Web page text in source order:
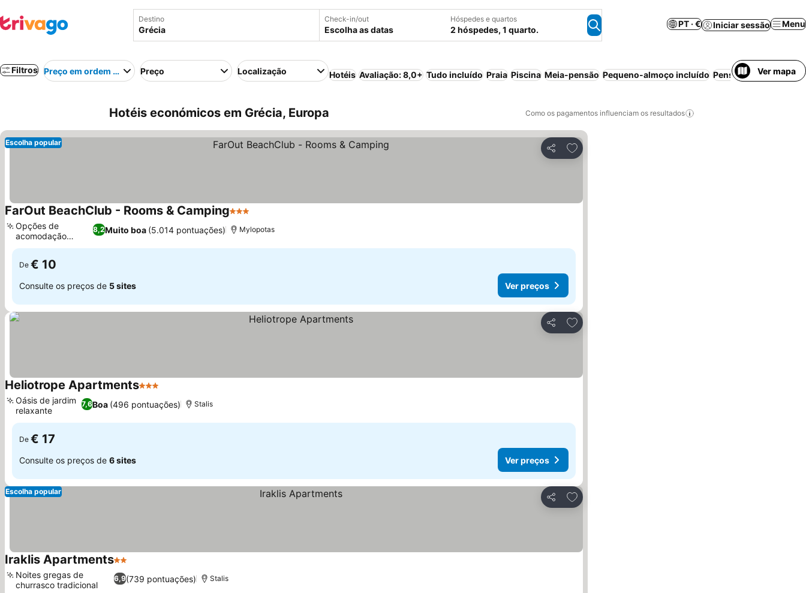
Destino Check-in/out
Escolha as datas
Hóspedes e quartos
2 hóspedes, 1 quarto.
PT · € Iniciar sessão Menu
Filtros Preço em ordem crescentePreço Localização Hotéis Avaliação: 8,0+ Tudo incluído Praia Piscina Meia-pensão Pequeno-almoço incluído Pensão completa
Ver mapa
Hotéis económicos em Grécia, Europa Como os pagamentos influenciam os resultados
Partilhar
Adicionar aos favoritos
Escolha popular
FarOut BeachClub - Rooms & Camping3 Estrelas
8,2Muito boa (5.014 pontuações)
Opções de
acomodação
diversas
Mylopotas
De € 10
Consulte os preços de 5 sites Ver preços
Partilhar
Adicionar aos favoritos
Heliotrope Apartments3 Estrelas
7,6Boa (496 pontuações)
Oásis de jardim
relaxante
Stalis
De € 17
Consulte os preços de 6 sites Ver preços
Partilhar
Adicionar aos favoritos
Escolha popular
Iraklis Apartments2 Estrelas
6,9(739 pontuações)
Noites gregas de
churrasco tradicional
Stalis